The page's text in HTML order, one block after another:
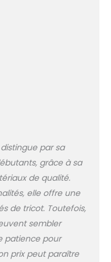
tricot à la
du tricot
par sa
grâce à sa
de qualité.
elle offre une
de tricot. Toutefois,
sembler
patience pour
prix peut paraître